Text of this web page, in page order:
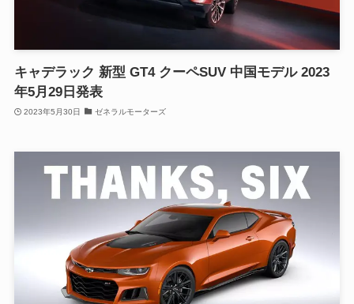
キャデラック 新型 GT4 クーペSUV 中国モデル 2023
年5月29日発表
2023年5月30日 ゼネラルモーターズ